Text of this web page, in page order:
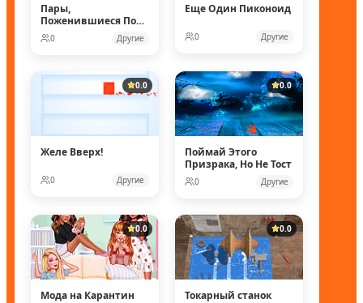
Пары,
Поженившиеся Под
Водой
0 Другие
Еще Один Пиконоид
0 Другие
0.0
Желе Вверх!
0 Другие
0.0
Поймай Этого
Призрака, Но Не Тост
0 Другие
0.0
Мода на Карантин
0.0
Токарный станок